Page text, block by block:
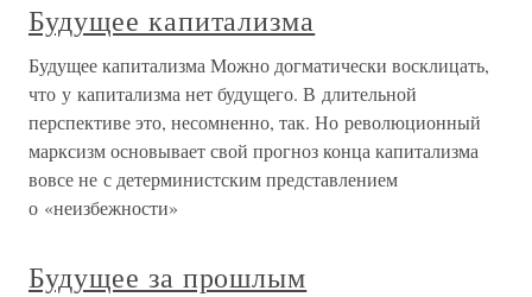
Будущее капитализма
Будущее капитализма Можно догматически восклицать,
что у капитализма нет будущего. В длительной
перспективе это, несомненно, так. Но революционный
марксизм основывает свой прогноз конца капитализма
вовсе не с детерминистским представлением
о «неизбежности»
Будущее за прошлым